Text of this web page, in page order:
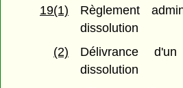
19(1)
Règlement
dissolution
(2)
Délivrance
dissolution